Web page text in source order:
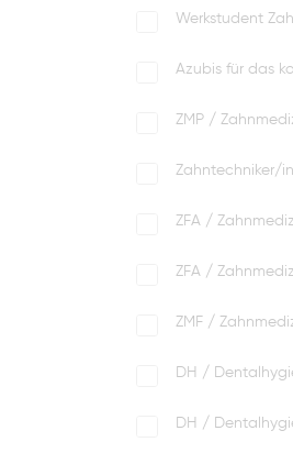
Werkstudent
Azubis für das
ZMP /
Zahntechniker/
ZFA /
ZFA /
ZMF /
DH /
DH /